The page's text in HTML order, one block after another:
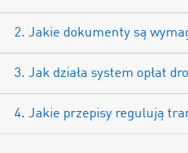
2. Jakie dokumenty są
3. Jak działa system opłat
4. Jakie przepisy regulują